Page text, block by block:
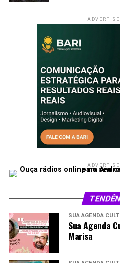
SUA AGENDA
Sua Agenda
Marisa